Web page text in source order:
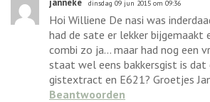
dinsdag 09 jun 2015 om 09:36
Hoi Williene De nasi was
had de sate er lekker bijgemaakt
combi zo ja... maar had nog een
staat wel eens bakkersgist is dat
gistextract en E621? Groetjes
Beantwoorden